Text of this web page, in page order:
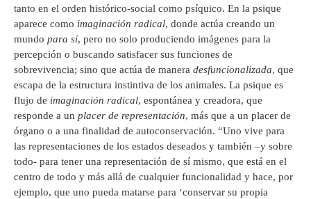
tanto en el orden histórico-social como psíquico. En la psique
aparece como imaginación radical, donde actúa creando un
mundo para sí, pero no solo produciendo imágenes para la
percepción o buscando satisfacer sus funciones de
sobrevivencia; sino que actúa de manera desfuncionalizada, que
escapa de la estructura instintiva de los animales. La psique es
flujo de imaginación radical, espontánea y creadora, que
responde a un placer de representación, más que a un placer de
órgano o a una finalidad de autoconservación. “Uno vive para
las representaciones de los estados deseados y también –y sobre
todo- para tener una representación de sí mismo, que está en el
centro de todo y más allá de cualquier funcionalidad y hace, por
ejemplo, que uno pueda matarse para ‘conservar su propia